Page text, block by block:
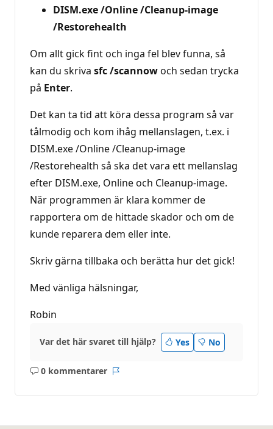
DISM.exe /Online /Cleanup-image
/Restorehealth
Om allt gick fint och inga fel blev funna, så
kan du skriva sfc /scannowoch sedan trycka
på Enter.
Det kan ta tid att köra dessa program så var
tålmodig och kom ihåg mellanslagen, t.ex. i
DISM.exe /Online /Cleanup-image
/Restorehealth så ska det vara ett mellanslag
efter DISM.exe, Online och Cleanup-image.
När programmen är klara kommer de
rapportera om de hittade skador och om de
kunde reparera dem eller inte.
Skriv gärna tillbaka och berätta hur det gick!
Med vänliga hälsningar,
Robin
Var det här svaret till hjälp? Yes No
0 kommentarer
Inga